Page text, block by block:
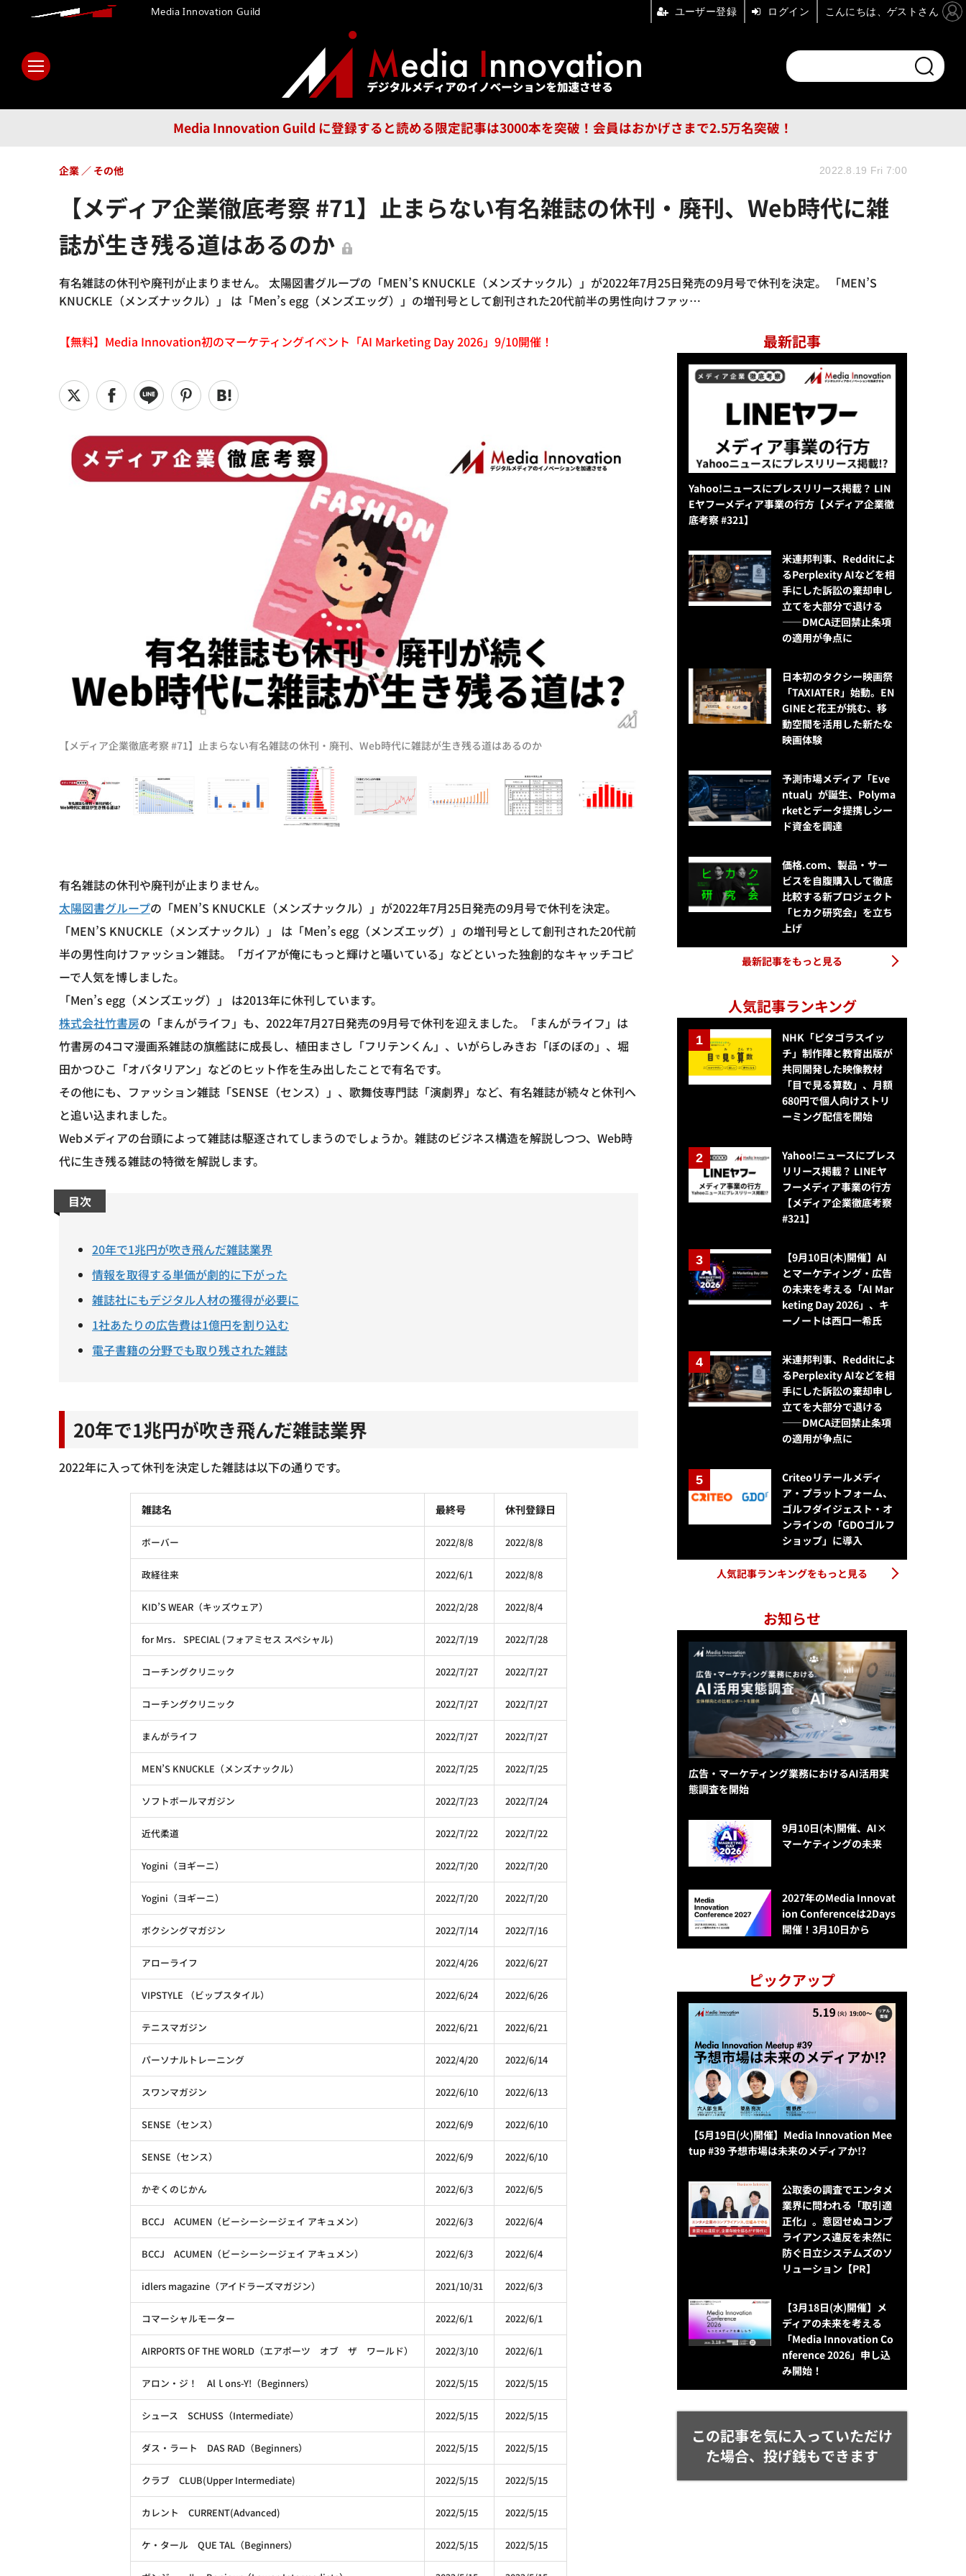
Media Innovation Guild に登録すると読める限定記事は3000本を突破！会員はおかげさまで2.5万名突破！
メディア テクノロジー 広告 企業 特集 ブランドチャンネル
フォーエム その他
【メディア企業徹底考察 #71】止まらない有名雑誌の休刊・廃刊、Web時代に雑
誌が生き残る道はあるのか
有名雑誌の休刊や廃刊が止まりません。 太陽図書グループの「MEN’S KNUCKLE（メンズナックル）」が2022年7月25日発売の9月号で休刊を決定。 「MEN’S
KNUCKLE（メンズナックル）」 は「Men’s egg（メンズエッグ）」の増刊号として創刊された20代前半の男性向けファッ…
企業 その他 2022.8.19 Fri 7:00
【無料】Media Innovation初のマーケティングイベント「AI Marketing Day 2026」9/10開催！
【メディア企業徹底考察 #71】止まらない有名雑誌の休刊・廃刊、Web時代に雑誌が生き残る道はあるのか
有名雑誌の休刊や廃刊が止まりません。
太陽図書グループの「MEN’S KNUCKLE（メンズナックル）」が2022年7月25日発売の9月号で休刊を決定。
「MEN’S KNUCKLE（メンズナックル）」 は「Men’s egg（メンズエッグ）」の増刊号として創刊された20代前
半の男性向けファッション雑誌。「ガイアが俺にもっと輝けと囁いている」などといった独創的なキャッチコピ
ーで人気を博しました。
「Men’s egg（メンズエッグ）」 は2013年に休刊しています。
株式会社竹書房の「まんがライフ」も、2022年7月27日発売の9月号で休刊を迎えました。「まんがライフ」は
竹書房の4コマ漫画系雑誌の旗艦誌に成長し、植田まさし「フリテンくん」、いがらしみきお「ぼのぼの」、堀
田かつひこ「オバタリアン」などのヒット作を生み出したことで有名です。
その他にも、ファッション雑誌「SENSE（センス）」、歌舞伎専門誌「演劇界」など、有名雑誌が続々と休刊へ
と追い込まれました。
Webメディアの台頭によって雑誌は駆逐されてしまうのでしょうか。雑誌のビジネス構造を解説しつつ、Web時
代に生き残る雑誌の特徴を解説します。
目次
20年で1兆円が吹き飛んだ雑誌業界
情報を取得する単価が劇的に下がった
雑誌社にもデジタル人材の獲得が必要に
1社あたりの広告費は1億円を割り込む
電子書籍の分野でも取り残された雑誌
20年で1兆円が吹き飛んだ雑誌業界
2022年に入って休刊を決定した雑誌は以下の通りです。
雑誌名 最終号 休刊登録日
ボーバー 2022/8/8 2022/8/8
政経往来 2022/6/1 2022/8/8
KID’S WEAR（キッズウェア） 2022/2/28 2022/8/4
for Mrs． SPECIAL (フォアミセス スペシャル) 2022/7/19 2022/7/28
コーチングクリニック 2022/7/27 2022/7/27
コーチングクリニック 2022/7/27 2022/7/27
まんがライフ 2022/7/27 2022/7/27
MEN’S KNUCKLE（メンズナックル） 2022/7/25 2022/7/25
ソフトボールマガジン 2022/7/23 2022/7/24
近代柔道 2022/7/22 2022/7/22
Yogini（ヨギーニ） 2022/7/20 2022/7/20
Yogini（ヨギーニ） 2022/7/20 2022/7/20
ボクシングマガジン 2022/7/14 2022/7/16
アローライフ 2022/4/26 2022/6/27
VIPSTYLE （ビップスタイル） 2022/6/24 2022/6/26
テニスマガジン 2022/6/21 2022/6/21
パーソナルトレーニング 2022/4/20 2022/6/14
スワンマガジン 2022/6/10 2022/6/13
SENSE（センス） 2022/6/9 2022/6/10
SENSE（センス） 2022/6/9 2022/6/10
かぞくのじかん 2022/6/3 2022/6/5
BCCJ ACUMEN（ビーシーシージェイ アキュメン） 2022/6/3 2022/6/4
BCCJ ACUMEN（ビーシーシージェイ アキュメン） 2022/6/3 2022/6/4
idlers magazine（アイドラーズマガジン） 2021/10/31 2022/6/3
コマーシャルモーター 2022/6/1 2022/6/1
AIRPORTS OF THE WORLD（エアポーツ オブ ザ ワールド） 2022/3/10 2022/6/1
アロン・ジ！ Alｌons-Y!（Beginners） 2022/5/15 2022/5/15
シュース SCHUSS（Intermediate） 2022/5/15 2022/5/15
ダス・ラート DAS RAD（Beginners） 2022/5/15 2022/5/15
クラブ CLUB(Upper Intermediate) 2022/5/15 2022/5/15
カレント CURRENT(Advanced) 2022/5/15 2022/5/15
ケ・タール QUE TAL（Beginners） 2022/5/15 2022/5/15
最新記事
Yahoo!ニュースにプレスリリース掲載？ LIN
Eヤフーメディア事業の行方【メディア企業徹
底考察 #321】
米連邦判事、Redditによ
るPerplexity AIなどを相
手にした訴訟の棄却申し
立てを大部分で退ける
——DMCA迂回禁止条項
の適用が争点に
日本初のタクシー映画祭
「TAXIATER」始動。EN
GINEと花王が挑む、移
動空間を活用した新たな
映画体験
予測市場メディア「Eve
ntual」が誕生、Polyma
rketとデータ提携しシー
ド資金を調達
価格.com、製品・サー
ビスを自腹購入して徹底
比較する新プロジェクト
「ヒカク研究会」を立ち
上げ
最新記事をもっと見る
人気記事ランキング
NHK「ピタゴラスイッ
チ」制作陣と教育出版が
共同開発した映像教材
「目で見る算数」、月額
680円で個人向けストリ
ーミング配信を開始
Yahoo!ニュースにプレス
リリース掲載？ LINEヤ
フーメディア事業の行方
【メディア企業徹底考察
#321】
【9月10日(木)開催】AI
とマーケティング・広告
の未来を考える「AI Mar
keting Day 2026」、キ
ーノートは西口一希氏
米連邦判事、Redditによ
るPerplexity AIなどを相
手にした訴訟の棄却申し
立てを大部分で退ける
——DMCA迂回禁止条項
の適用が争点に
Criteoリテールメディ
ア・プラットフォーム、
ゴルフダイジェスト・オ
ンラインの「GDOゴルフ
ショップ」に導入
人気記事ランキングをもっと見る
お知らせ
広告・マーケティング業務におけるAI活用実
態調査を開始
9月10日(木)開催、AI×
マーケティングの未来
2027年のMedia Innovat
ion Conferenceは2Days
開催！3月10日から
ピックアップ
【5月19日(火)開催】Media Innovation Mee
tup #39 予想市場は未来のメディアか!?
公​​取委の調査でエンタメ
業界に問われる「取引適
正化」。意図せぬコンプ
ライアンス違反を未然に
防ぐ日立システムズのソ
リューション​【PR】
【3月18日(水)開催】メ
ディアの未来を考える
「Media Innovation Co
nference 2026」申し込
み開始！
この記事を気に入っていただけ
た場合、投げ銭もできます
Media Innovation Guild ユーザー登録 ログイン こんにちは、ゲストさん